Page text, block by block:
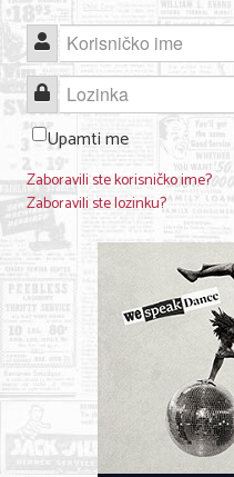
Sport i rekreacija
Hobi i razonoda
ADRESAR
Posao
Usluge
Nega lica i tela
Shopping
Sve za venčanje
Sve za decu
Kuća i bašta
Korisničko ime
Lozinka
Upamti me
Zaboravili ste korisničko ime?
Zaboravili ste lozinku?